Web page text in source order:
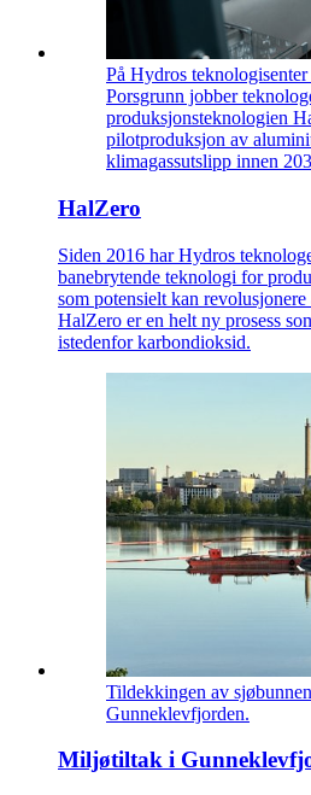
På Hydros
Porsgrunn jobber
produksjonsteknologien
pilotproduksjon av
klimagassutslipp innen
HalZero
Siden 2016 har Hydros
banebrytende teknologi for
som potensielt kan
HalZero er en helt ny prosess
istedenfor karbondioksid.
Tildekkingen av
Gunneklevfjorden.
Miljøtiltak i